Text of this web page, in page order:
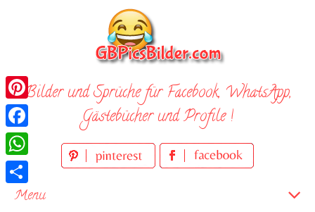
Bilder und Sprüche für Facebook, WhatsApp,
Gästebücher und Profile !
Menu
Pinterest
Facebook
WhatsApp
Teilen